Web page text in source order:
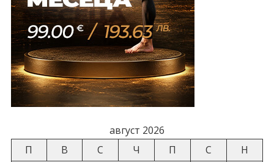
август 2026
П
В С Ч П С
Н